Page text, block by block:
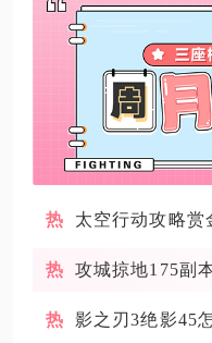
太空行动攻略赏
攻城掠地175副
影之刃3绝影45